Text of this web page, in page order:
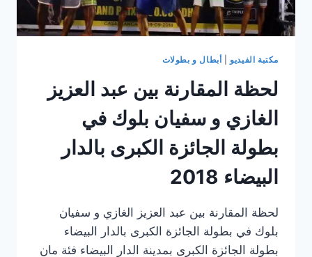
مكتبة الفيديو أبطال و بطولات
لحظة المقارنة بين عبد العزيز
الغازي و سفيان بلوك في
بطولة الجائزة الكبرى بالدار
البيضاء 2018
لحظة المقارنة بين عبد العزيز الغازي و سفيان
بلوك في بطولة الجائزة الكبرى بالدار البيضاء
بطولة الجائزة الكبرى بمدينة الدار البيضاء فئة مان